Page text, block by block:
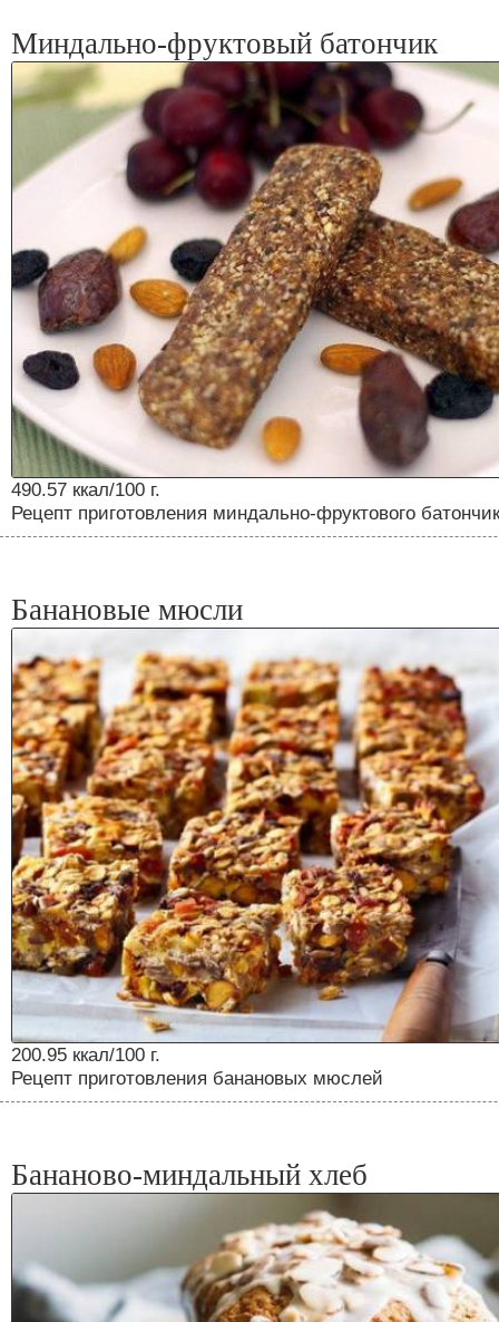
Миндально-фруктовый батончик
490.57 ккал/100 г.
Рецепт приготовления миндально-фруктового
Банановые мюсли
200.95 ккал/100 г.
Рецепт приготовления банановых мюслей
Бананово-миндальный хлеб